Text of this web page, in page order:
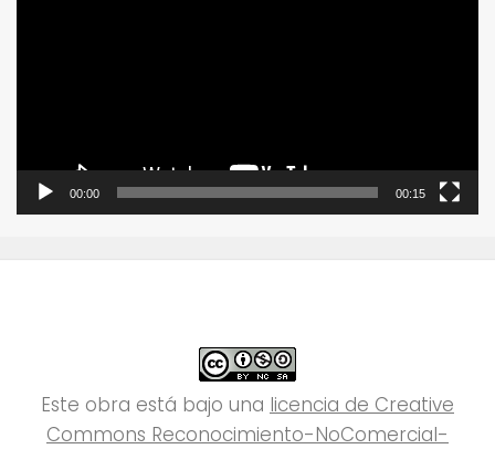
00:00 00:15
Este obra está bajo una licencia de Creative
Commons Reconocimiento-NoComercial-